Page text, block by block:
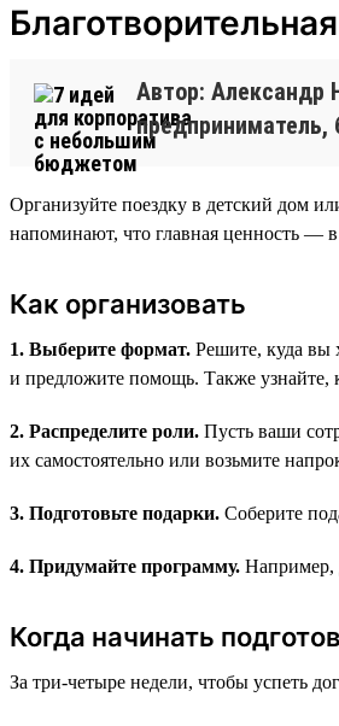
Автор: Александр
предприниматель,
Организуйте поездку в детский дом
напоминают, что главная ценность —
Как организовать
1. Выберите формат. Решите, куда вы
и предложите помощь. Также узнайте,
2. Распределите роли. Пусть ваши
их самостоятельно или возьмите
3. Подготовьте подарки. Соберите
4. Придумайте программу. Например,
Когда начинать
За три-четыре недели, чтобы успеть